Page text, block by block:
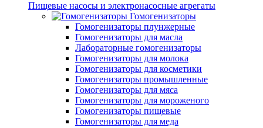
Пищевые насосы и электронасосные агрегаты
Гомогенизаторы
Гомогенизаторы плунжерные
Гомогенизаторы для масла
Лабораторные гомогенизаторы
Гомогенизаторы для молока
Гомогенизаторы для косметики
Гомогенизаторы промышленные
Гомогенизаторы для мяса
Гомогенизаторы для мороженого
Гомогенизаторы пищевые
Гомогенизаторы для меда